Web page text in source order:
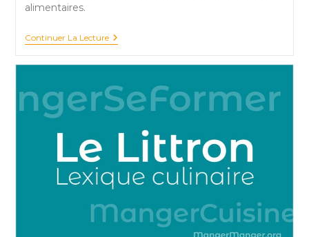
alimentaires.
Continuer La LectureJe
Suis